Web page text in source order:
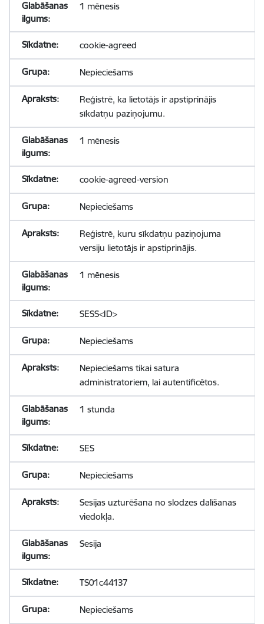
1 mēnesis
cookie-agreed
Nepieciešams
Reģistrē, ka lietotājs ir apstiprinājis
sīkdatņu paziņojumu.
1 mēnesis
cookie-agreed-version
Nepieciešams
Reģistrē, kuru sīkdatņu paziņojuma
versiju lietotājs ir apstiprinājis.
1 mēnesis
SESS<ID>
Nepieciešams
Nepieciešams tikai satura
administratoriem, lai autentificētos.
1 stunda
SES
Nepieciešams
Sesijas uzturēšana no slodzes dalīšanas
viedokļa.
Sesija
TS01c44137
Nepieciešams